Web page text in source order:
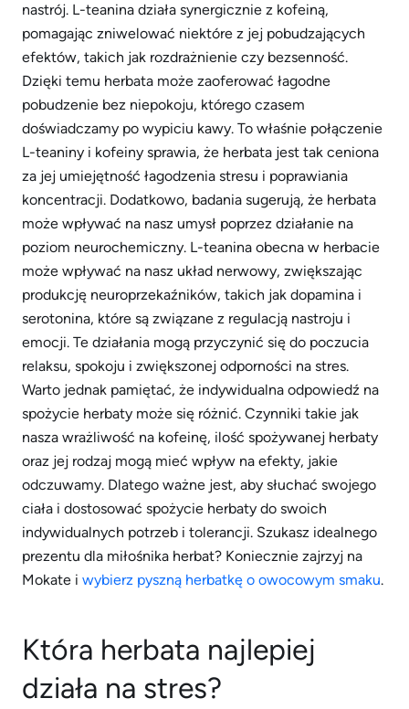
nastrój. L-teanina działa synergicznie z kofeiną,
pomagając zniwelować niektóre z jej pobudzających
efektów, takich jak rozdrażnienie czy bezsenność.
Dzięki temu herbata może zaoferować łagodne
pobudzenie bez niepokoju, którego czasem
doświadczamy po wypiciu kawy. To właśnie połączenie
L-teaniny i kofeiny sprawia, że herbata jest tak ceniona
za jej umiejętność łagodzenia stresu i poprawiania
koncentracji. Dodatkowo, badania sugerują, że herbata
może wpływać na nasz umysł poprzez działanie na
poziom neurochemiczny. L-teanina obecna w herbacie
może wpływać na nasz układ nerwowy, zwiększając
produkcję neuroprzekaźników, takich jak dopamina i
serotonina, które są związane z regulacją nastroju i
emocji. Te działania mogą przyczynić się do poczucia
relaksu, spokoju i zwiększonej odporności na stres.
Warto jednak pamiętać, że indywidualna odpowiedź na
spożycie herbaty może się różnić. Czynniki takie jak
nasza wrażliwość na kofeinę, ilość spożywanej herbaty
oraz jej rodzaj mogą mieć wpływ na efekty, jakie
odczuwamy. Dlatego ważne jest, aby słuchać swojego
ciała i dostosować spożycie herbaty do swoich
indywidualnych potrzeb i tolerancji. Szukasz idealnego
prezentu dla miłośnika herbat? Koniecznie zajrzyj na
Mokate i wybierz pyszną herbatkę o owocowym smaku.
Która herbata najlepiej
działa na stres?